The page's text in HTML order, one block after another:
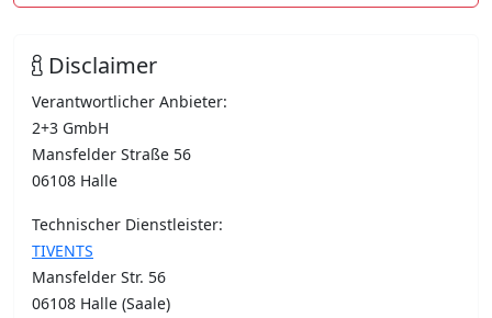
Disclaimer
Verantwortlicher Anbieter:
2+3 GmbH
Mansfelder Straße 56
06108 Halle
Technischer Dienstleister:
TIVENTS
Mansfelder Str. 56
06108 Halle (Saale)